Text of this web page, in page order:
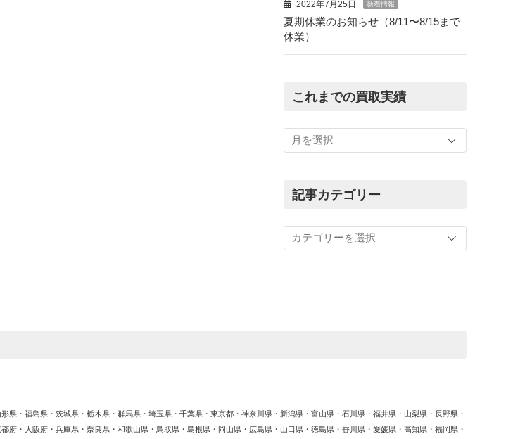
2022年7月25日 新着情報
夏期休業のお知らせ（8/11〜8/15まで
休業）
これまでの買取実績
ま
買
績
記事カテゴリー
事
カ
県・福島県・茨城県・栃木県・群馬県・埼玉県・千葉県・東京都・神奈川県・新潟県・富山県・石川県・福井県・山梨県・長野県・
府・大阪府・兵庫県・奈良県・和歌山県・鳥取県・島根県・岡山県・広島県・山口県・徳島県・香川県・愛媛県・高知県・福岡県・